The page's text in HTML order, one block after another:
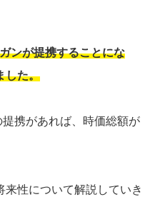
ンが提携することにな
した。
携があれば、時価総額が
性について解説していき